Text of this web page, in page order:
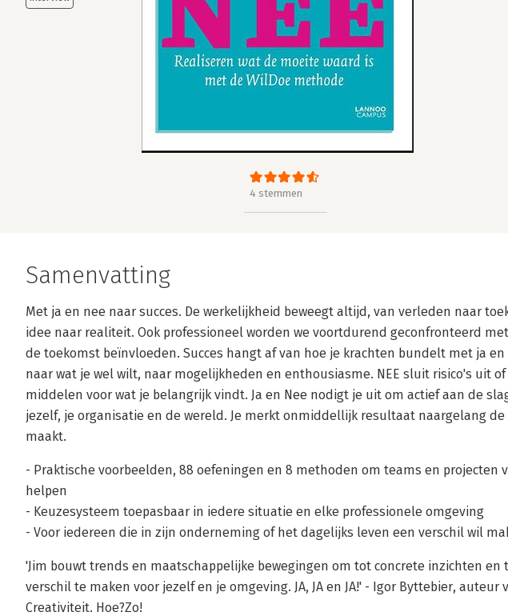
4 stemmen
Samenvatting
Met ja en nee naar succes. De werkelijkheid beweegt altijd, van verleden naar
idee naar realiteit. Ook professioneel worden we voortdurend geconfronteerd
de toekomst beïnvloeden. Succes hangt af van hoe je krachten bundelt met ja en
naar wat je wel wilt, naar mogelijkheden en enthousiasme. NEE sluit risico's uit
middelen voor wat je belangrijk vindt. Ja en Nee nodigt je uit om actief aan de
jezelf, je organisatie en de wereld. Je merkt onmiddellijk resultaat naargelang de
maakt.
- Praktische voorbeelden, 88 oefeningen en 8 methoden om teams en projecten
helpen
- Keuzesysteem toepasbaar in iedere situatie en elke professionele omgeving
- Voor iedereen die in zijn onderneming of het dagelijks leven een verschil wil
'Jim bouwt trends en maatschappelijke bewegingen om tot concrete inzichten en
verschil te maken voor jezelf en je omgeving. JA, JA en JA!' - Igor Byttebier, auteur
Creativiteit. Hoe?Zo!